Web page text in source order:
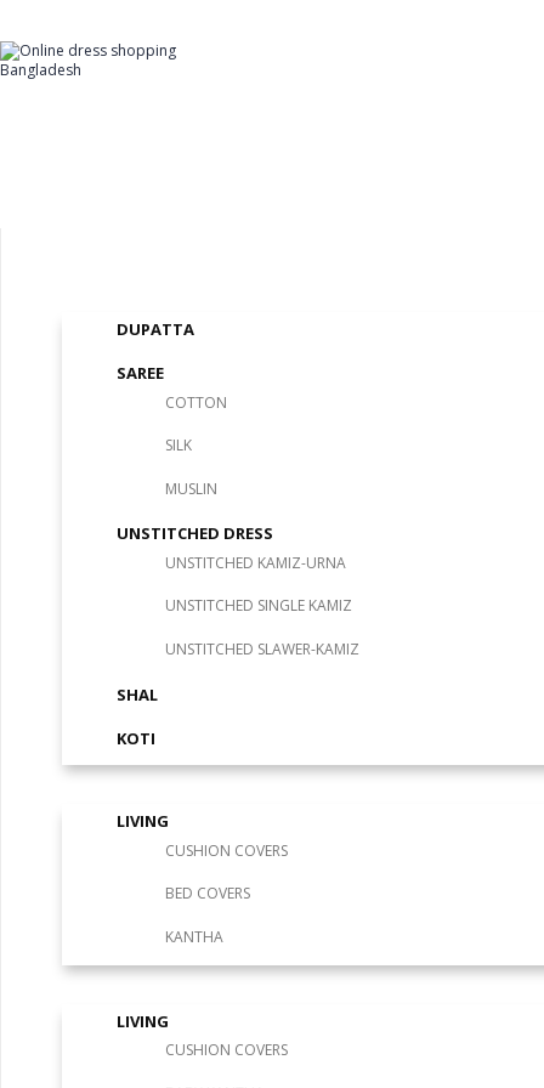
DUPATTA
SAREE
COTTON
SILK
MUSLIN
UNSTITCHED DRESS
UNSTITCHED KAMIZ-URNA
UNSTITCHED SINGLE KAMIZ
UNSTITCHED SLAWER-KAMIZ
SHAL
KOTI
LIVING
CUSHION COVERS
BED COVERS
KANTHA
LIVING
CUSHION COVERS